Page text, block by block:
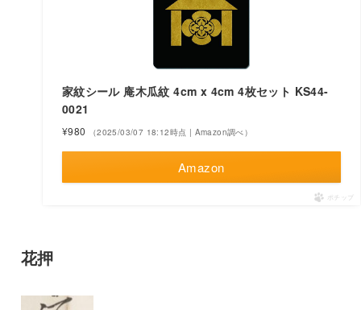
家紋シール 庵木瓜紋 4cm x 4cm 4枚セット KS44-
0021
¥980 （2025/03/07 18:12時点 | Amazon調べ）
Amazon
ポチップ
花押